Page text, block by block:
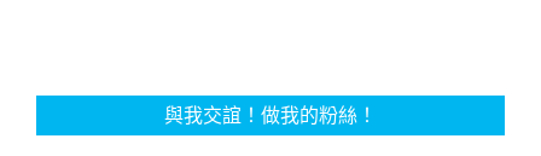
與我交誼！做我的粉絲！